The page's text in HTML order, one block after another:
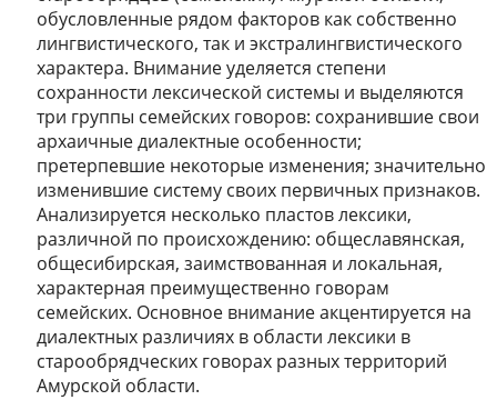
обусловленные рядом факторов как собственно
лингвистического, так и экстралингвистического
характера. Внимание уделяется степени
сохранности лексической системы и выделяются
три группы семейских говоров: сохранившие свои
архаичные диалектные особенности;
претерпевшие некоторые изменения; значительно
изменившие систему своих первичных признаков.
Анализируется несколько пластов лексики,
различной по происхождению: общеславянская,
общесибирская, заимствованная и локальная,
характерная преимущественно говорам
семейских. Основное внимание акцентируется на
диалектных различиях в области лексики в
старообрядческих говорах разных территорий
Амурской области.